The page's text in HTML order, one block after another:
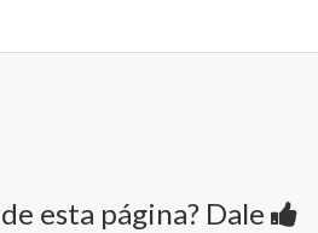
esta página? Dale